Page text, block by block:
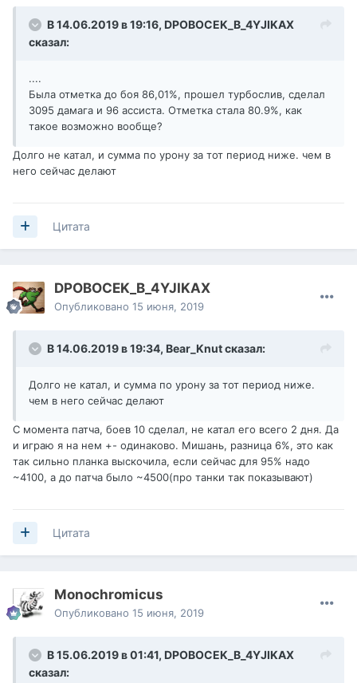
В 14.06.2019 в 19:16, DPOBOCEK_B_4YJIKAX
сказал:
....
Была отметка до боя 86,01%, прошел турбослив, сделал
3095 дамага и 96 ассиста. Отметка стала 80.9%, как
такое возможно вообще?
Долго не катал, и сумма по урону за тот период ниже. чем в
него сейчас делают
Цитата
DPOBOCEK_B_4YJIKAX
Опубликовано 15 июня, 2019
В 14.06.2019 в 19:34, Bear_Knutсказал:
Долго не катал, и сумма по урону за тот период ниже.
чем в него сейчас делают
С момента патча, боев 10 сделал, не катал его всего 2 дня. Да
и играю я на нем +- одинаково. Мишань, разница 6%, это как
так сильно планка выскочила, если сейчас для 95% надо
~4100, а до патча было ~4500(про танки так показывают)
Цитата
Monochromicus
Опубликовано 15 июня, 2019
В 15.06.2019 в 01:41, DPOBOCEK_B_4YJIKAX
сказал: